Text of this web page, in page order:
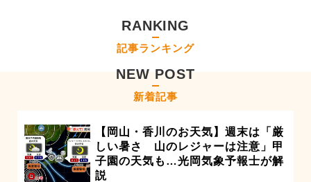
RANKING
記事ランキング
NEW POST
新着記事
【岡山・香川のお天気】週末は「厳
しい暑さ 山のレジャーは注意」甲
子園の天気も…光岡気象予報士が解
説